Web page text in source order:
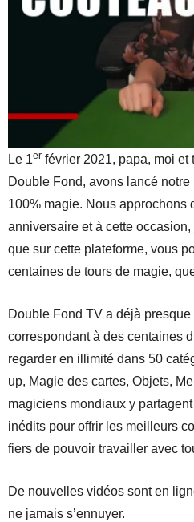
Le 1er février 2021, papa, moi et
Double Fond, avons lancé
100% magie. Nous approchons
anniversaire et à cette
que sur cette plateforme, vous
centaines de tours de magie,
Double Fond TV a déjà
correspondant à des centaines
regarder en illimité dans 50
up, Magie des cartes, Objets,
magiciens mondiaux y
inédits pour offrir les meilleurs
fiers de pouvoir travailler avec
De nouvelles vidéos sont en
ne jamais s’ennuyer.